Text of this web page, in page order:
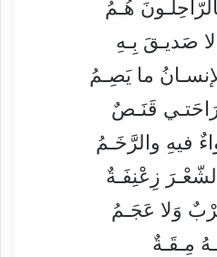
هُـمُ
صَديـقَ بِـهِ
ما يَصِـمُ
قَنَـصٌ
فيهِ والرَّخَـمُ
زِعْنِفَـةٌ
وَلا عَجَـمُ
مِـقَـةٌ